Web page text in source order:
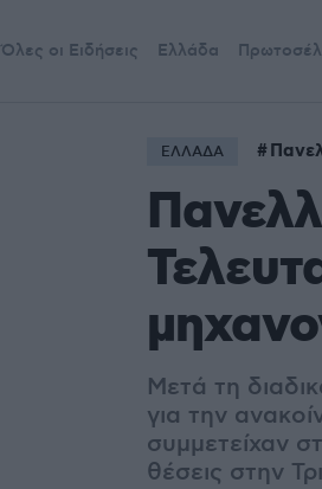
Όλες οι Ειδήσεις Ελλάδα
ΕΛΛΑΔΑ
Μετά τη
για την
συμμετείχαν
θέσεις στην